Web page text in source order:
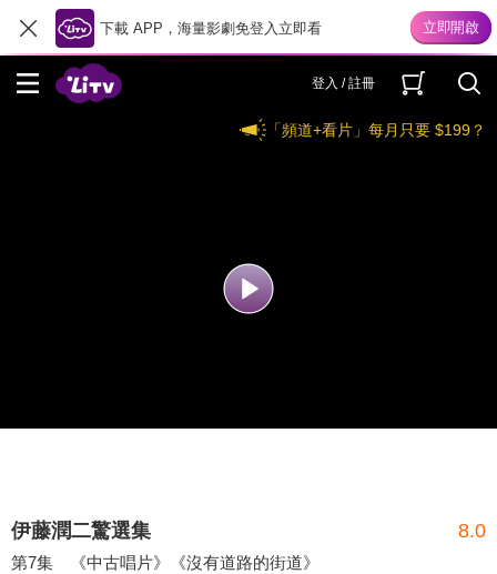
下載 APP，海量影劇免登入立即看
登入 / 註冊
「頻道+看片」每月只要 $199？
伊藤潤二驚選集 8.0
第7集 《中古唱片》《沒有道路的街道》